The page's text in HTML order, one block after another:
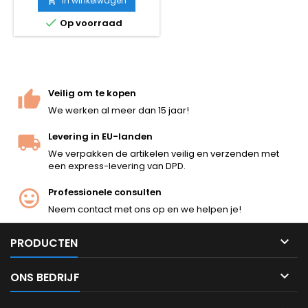
gas nodig.
 Op voorraad
Veilig om te kopen
We werken al meer dan 15 jaar!
Levering in EU-landen
We verpakken de artikelen veilig en verzenden met
een express-levering van DPD.
Professionele consulten
Neem contact met ons op en we helpen je!
PRODUCTEN 
ONS BEDRIJF 